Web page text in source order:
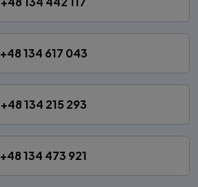
+48 134 617 043
+48 134 215 293
+48 134 473 921